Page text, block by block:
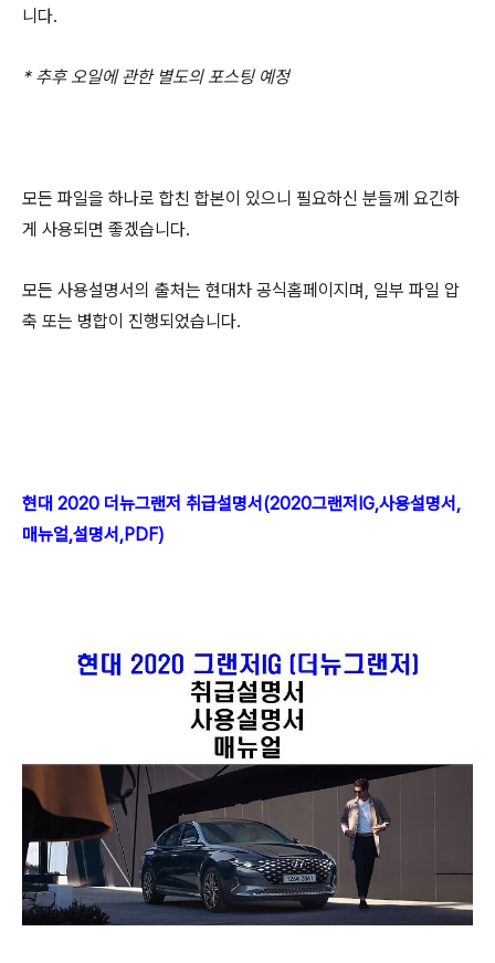
니다.
* 추후 오일에 관한 별도의 포스팅 예정
모든 파일을 하나로 합친 합본이 있으니 필요하신 분들께 요긴하
게 사용되면 좋겠습니다.
모든 사용설명서의 출처는 현대차 공식홈페이지며, 일부 파일 압
축 또는 병합이 진행되었습니다.
현대 2020 더뉴그랜저 취급설명서(2020그랜저IG,사용설명서,
매뉴얼,설명서,PDF)